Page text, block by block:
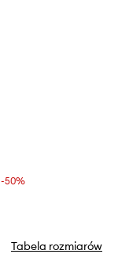
-50%
Tabela rozmiarów